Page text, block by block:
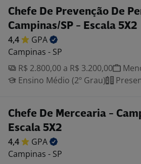
Chefe De Prevenção De
Campinas/SP - Escala 5X2
4,4
GPA
Campinas - SP
R$ 2.800,00 a R$ 3.200,00
Ensino Médio (2º Grau)
Chefe De Mercearia -
Escala 5X2
4,4
GPA
Campinas - SP